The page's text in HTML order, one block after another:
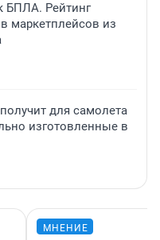
БПЛА. Рейтинг
маркетплейсов из
для самолета
изготовленные в
МНЕНИЕ